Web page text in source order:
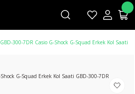
GBD-300-7DR Casio G-Shock G-Squad Erkek Kol Saati